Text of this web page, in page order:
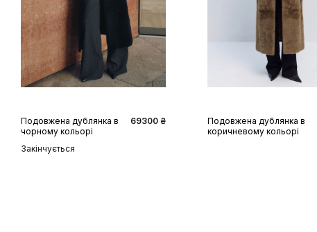
XSSM L
Подовжена дублянка в
чорному кольорі
69300 ₴
Закінчується
Подовжена дублянка в
коричневому кольорі